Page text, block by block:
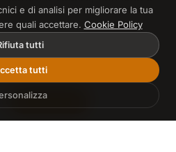
la composizione delle
curioso all'appassionato
Inizia Gratis
e di analisi per migliorare la tua
quali accettare. Cookie Policy
tutti
tutti